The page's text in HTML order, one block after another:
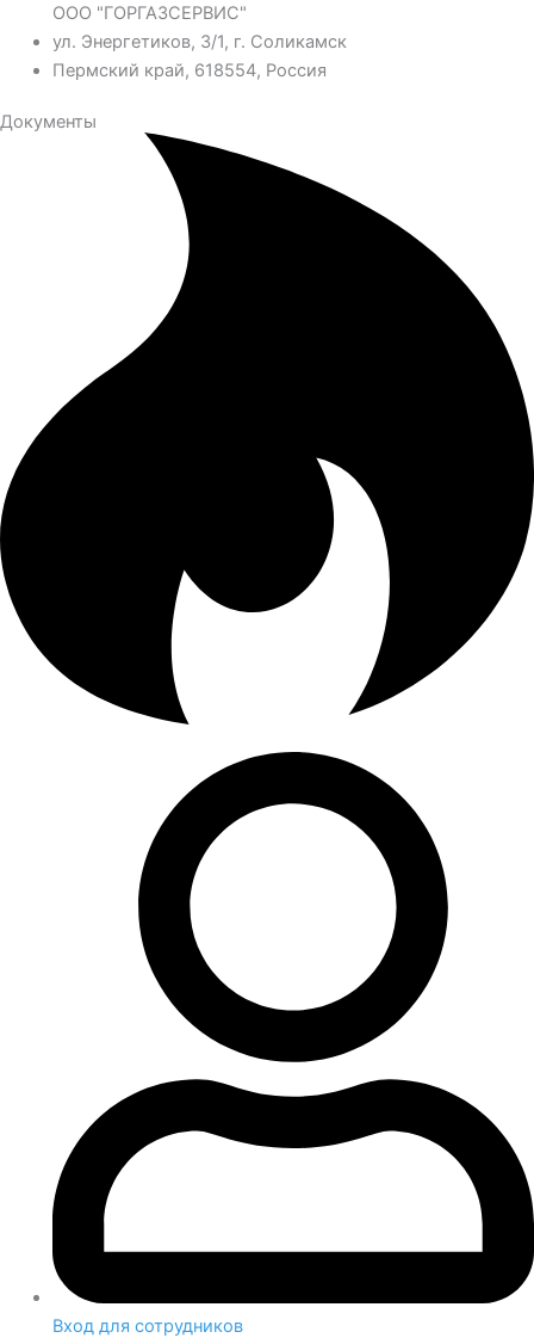
ООО "ГОРГАЗСЕРВИС"
ул. Энергетиков, 3/1, г. Соликамск
Пермский край, 618554, Россия
Документы
Вход для сотрудников